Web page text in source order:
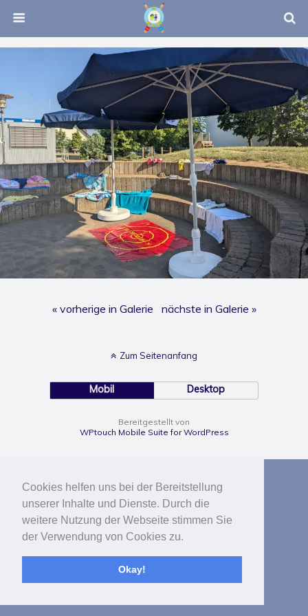
Cookies helfen uns bei der Bereitstellung
unserer Inhalte und Dienste. Durch die
weitere Nutzung der Webseite stimmen Sie
der Verwendung von Cookies zu.
Okay!
« vorherige in Galerie nächste in Galerie »
Zum Seitenanfang
Mobil Desktop
Bereitgestellt von
WPtouch Mobile Suite for WordPress